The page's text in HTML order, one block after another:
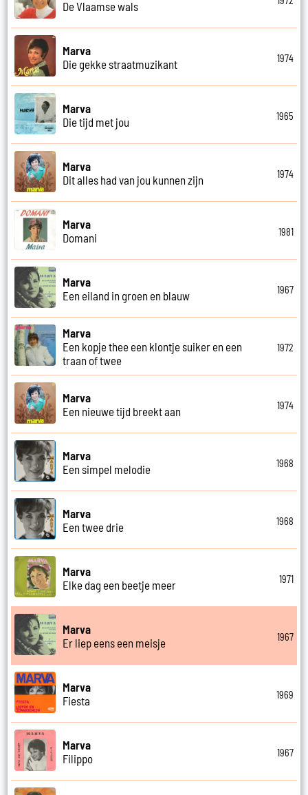
De Vlaamse wals
Marva
Die gekke straatmuzikant
1974
Marva
Die tijd met jou
1965
Marva
Dit alles had van jou kunnen zijn
1974
Marva
Domani
1981
Marva
Een eiland in groen en blauw
1967
Marva
Een kopje thee een klontje suiker en een
traan of twee
1972
Marva
Een nieuwe tijd breekt aan
1974
Marva
Een simpel melodie
1968
Marva
Een twee drie
1968
Marva
Elke dag een beetje meer
1971
Marva
Er liep eens een meisje
1967
Marva
Fiesta
1969
Marva
Filippo
1967